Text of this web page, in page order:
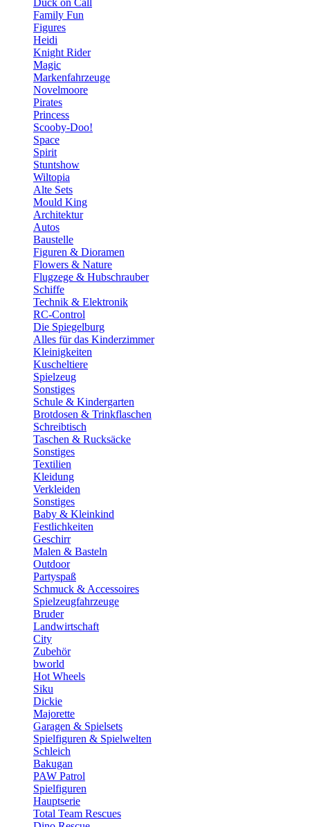
Duck on Call
Family Fun
Figures
Heidi
Knight Rider
Magic
Markenfahrzeuge
Novelmoore
Pirates
Princess
Scooby-Doo!
Space
Spirit
Stuntshow
Wiltopia
Alte Sets
Mould King
Architektur
Autos
Baustelle
Figuren & Dioramen
Flowers & Nature
Flugzege & Hubschrauber
Schiffe
Technik & Elektronik
RC-Control
Die Spiegelburg
Alles für das Kinderzimmer
Kleinigkeiten
Kuscheltiere
Spielzeug
Sonstiges
Schule & Kindergarten
Brotdosen & Trinkflaschen
Schreibtisch
Taschen & Rucksäcke
Sonstiges
Textilien
Kleidung
Verkleiden
Sonstiges
Baby & Kleinkind
Festlichkeiten
Geschirr
Malen & Basteln
Outdoor
Partyspaß
Schmuck & Accessoires
Spielzeugfahrzeuge
Bruder
Landwirtschaft
City
Zubehör
bworld
Hot Wheels
Siku
Dickie
Majorette
Garagen & Spielsets
Spielfiguren & Spielwelten
Schleich
Bakugan
PAW Patrol
Spielfiguren
Hauptserie
Total Team Rescues